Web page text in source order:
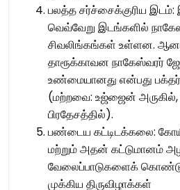
பலத்த சர்ச்சைக்குரிய இடம்:
வெவ்வேறு இடங்களில்
சிவலிங்கங்கள் உள்ளன.
தாரூக்காவன நாகேஸ்வரர்
உண்மையானது என்பது
(மற்றவை: உஜ்ஜைன் அருகில்,
பிரதேசத்தில்).
பண்டைய கட்டிடக்கலை:
மற்றும் அதன் கட்டுமானம்
வேலைப்பாடுகளைக்
முக்கிய திருவிழாக்கள்